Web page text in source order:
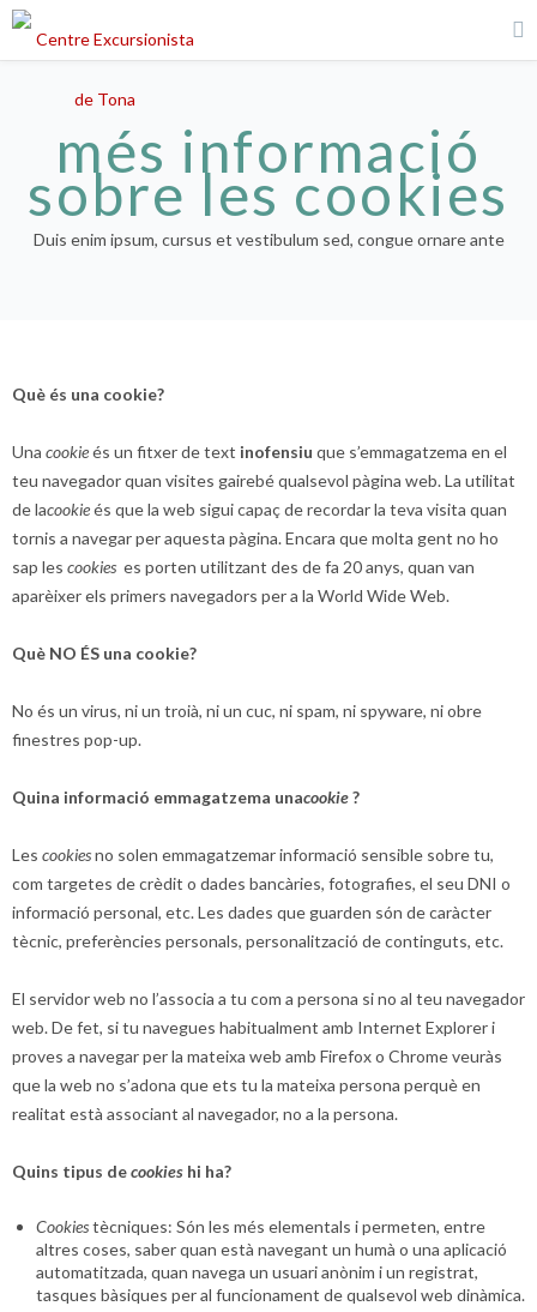
més informació
sobre les cookies
Duis enim ipsum, cursus et vestibulum sed, congue ornare ante
Què és una cookie?
Una cookieés un fitxer de text inofensiu que s’emmagatzema en el
teu navegador quan visites gairebé qualsevol pàgina web. La utilitat
de lacookieés que la web sigui capaç de recordar la teva visita quan
tornis a navegar per aquesta pàgina. Encara que molta gent no ho
sap les cookies es porten utilitzant des de fa 20 anys, quan van
aparèixer els primers navegadors per a la World Wide Web.
Què NO ÉS una cookie?
No és un virus, ni un troià, ni un cuc, ni spam, ni spyware, ni obre
finestres pop-up.
Quina informació emmagatzema unacookie?
Les cookiesno solen emmagatzemar informació sensible sobre tu,
com targetes de crèdit o dades bancàries, fotografies, el seu DNI o
informació personal, etc. Les dades que guarden són de caràcter
tècnic, preferències personals, personalització de continguts, etc.
El servidor web no l’associa a tu com a persona si no al teu navegador
web. De fet, si tu navegues habitualment amb Internet Explorer i
proves a navegar per la mateixa web amb Firefox o Chrome veuràs
que la web no s’adona que ets tu la mateixa persona perquè en
realitat està associant al navegador, no a la persona.
Quins tipus decookies hi ha?
Cookiestècniques: Són les més elementals i permeten, entre
altres coses, saber quan està navegant un humà o una aplicació
automatitzada, quan navega un usuari anònim i un registrat,
tasques bàsiques per al funcionament de qualsevol web dinàmica.